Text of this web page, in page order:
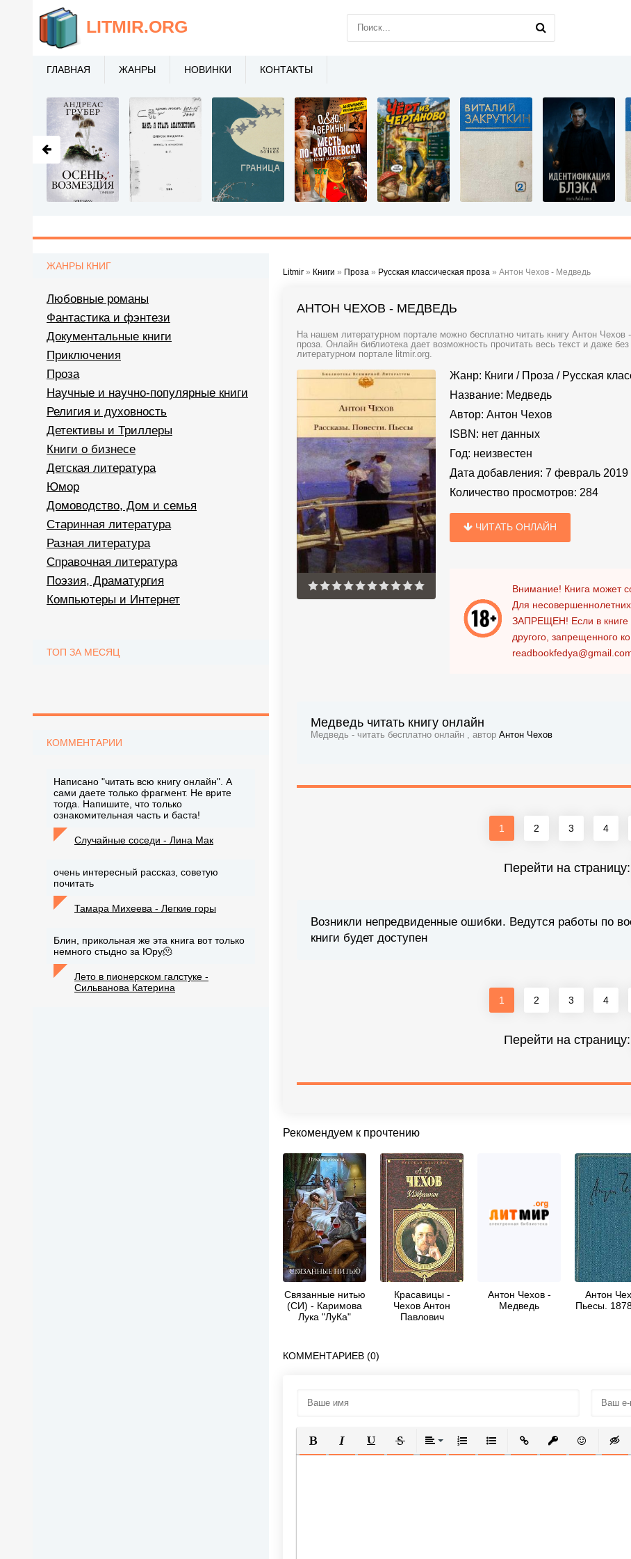
Litmir » Книги » Проза » Русская классическая проза » Антон Чехов - Медведь
АНТОН ЧЕХОВ - МЕДВЕДЬ
На нашем литературном портале можно бесплатно читать книгу Антон
проза. Онлайн библиотека дает возможность прочитать весь текст и даже
литературном портале litmir.org.
Жанр: Книги / Проза / Русская
Название: Медведь
Автор: Антон Чехов
ISBN: нет данных
Год: неизвестен
Дата добавления: 7 февраль 2019
Количество просмотров: 284
ЧИТАТЬ ОНЛАЙН
Внимание! Книга может
Для
ЗАПРЕЩЕН! Если в
другого, запрещенного
Медведь читать книгу онлайн
Медведь - читать бесплатно онлайн , автор Антон Чехов
1 2 3 4
Перейти на страницу:
Возникли непредвиденные ошибки. Ведутся работы по
книги будет доступен
1 2 3 4
Перейти на страницу:
Рекомендуем к прочтению
Связанные нитью
(СИ) - Каримова
Лука "ЛуКа"
Красавицы -
Чехов Антон
Павлович
Антон Чехов -
Медведь
Антон
Пьесы.
КОММЕНТАРИЕВ (0)
ПОЛУЖИРНЫЙ
КУРСИВПОДЧЕРКНУТЫЙ
ЗАЧЕРКНУТЫЙВЫРАВНИВАНИЕ
НУМЕРОВАННЫЙ СПИСОК
МАРКИРОВАННЫЙ СПИСОК
ВСТАВИТЬ ССЫЛКУ
ВСТАВИТЬВСТАВИТЬ
ЖАНРЫ КНИГ
Любовные романы
Фантастика и фэнтези
Документальные книги
Приключения
Проза
Научные и научно-популярные книги
Религия и духовность
Детективы и Триллеры
Книги о бизнесе
Детская литература
Юмор
Домоводство, Дом и семья
Старинная литература
Разная литература
Справочная литература
Поэзия, Драматургия
Компьютеры и Интернет
ТОП ЗА МЕСЯЦ
КОММЕНТАРИИ
Написано "читать всю книгу онлайн". А
сами даете только фрагмент. Не врите
тогда. Напишите, что только
ознакомительная часть и баста!
Случайные соседи - Лина Мак
очень интересный рассказ, советую
почитать
Тамара Михеева - Легкие горы
Блин, прикольная же эта книга вот только
немного стыдно за Юру🫠
Лето в пионерском галстуке -
Сильванова Катерина
LITMIR.ORG
ГЛАВНАЯ ЖАНРЫ НОВИНКИ КОНТАКТЫ